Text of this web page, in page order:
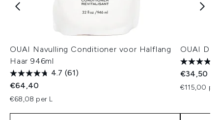
OUAI Navulling Conditioner voor Halflang
Haar 946ml
4.7 (61)
€64,40
€68,08 per L
OUAI
€34,50
€115,00